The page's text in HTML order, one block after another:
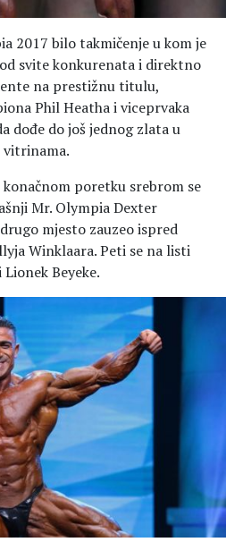
2017 bilo takmičenje u kom je
svite konkurenata i direktno
na prestižnu titulu,
Phil Heatha i viceprvaka
dođe do još jednog zlata u
vitrinama.
konačnom poretku srebrom se
Mr. Olympia Dexter
mjesto zauzeo ispred
Winklaara. Peti se na listi
Beyeke.